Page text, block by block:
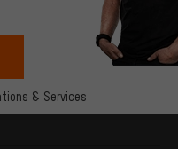
& Services